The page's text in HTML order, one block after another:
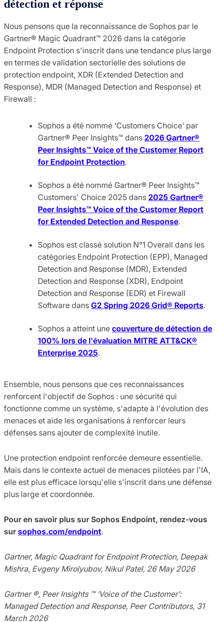
détection et réponse
Nous pensons que la reconnaissance de Sophos par le
Gartner® Magic Quadrant™ 2026 dans la catégorie
Endpoint Protection s'inscrit dans une tendance plus large
en termes de validation sectorielle des solutions de
protection endpoint, XDR (Extended Detection and
Response), MDR (Managed Detection and Response) et
Firewall :
Sophos a été nommé ‘Customers Choice’ par
Gartner® Peer Insights™ dans 2026 Gartner®
Peer Insights™ Voice of the Customer Report
for Endpoint Protection.
Sophos a été nommé Gartner® Peer Insights™
Customers' Choice 2025 dans 2025 Gartner®
Peer Insights™ Voice of the Customer Report
for Extended Detection and Response.
Sophos est classé solution N°1 Overall dans les
catégories Endpoint Protection (EPP), Managed
Detection and Response (MDR), Extended
Detection and Response (XDR), Endpoint
Detection and Response (EDR) et Firewall
Software dans G2 Spring 2026 Grid® Reports.
Sophos a atteint une couverture de détection de
100% lors de l'évaluation MITRE ATT&CK®
Enterprise 2025.
Ensemble, nous pensons que ces reconnaissances
renforcent l'objectif de Sophos : une sécurité qui
fonctionne comme un système, s'adapte à l'évolution des
menaces et aide les organisations à renforcer leurs
défenses sans ajouter de complexité inutile.
Une protection endpoint renforcée demeure essentielle.
Mais dans le contexte actuel de menaces pilotées par l'IA,
elle est plus efficace lorsqu'elle s'inscrit dans une défense
plus large et coordonnée.
Pour en savoir plus sur Sophos Endpoint, rendez-vous
sur sophos.com/endpoint.
Gartner, Magic Quadrant for Endpoint Protection, Deepak
Mishra, Evgeny Mirolyubov, Nikul Patel, 26 May 2026
Gartner ®, Peer Insights ™ ‘Voice of the Customer’:
Managed Detection and Response, Peer Contributors, 31
March 2026